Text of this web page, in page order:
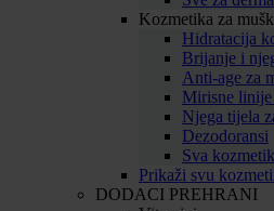
Kozmetika za
Hidratacija
Brijanje i
Anti-age za
Mirisne linije
Njega tijela
Dezodoransi
Sva
Prikaži svu
DODACI PREHRANI